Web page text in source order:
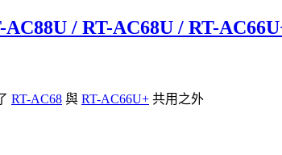
/ RT-AC68U / RT-
RT-AC68 與 RT-AC66U+ 共用之外